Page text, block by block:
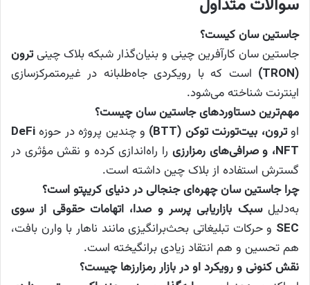
سوالات متداول
جاستین سان کیست؟
جاستین سان کارآفرین چینی و بنیان‌گذار شبکه بلاک چینیترون
(TRON)
است که با رویکردی جاه‌طلبانه در غیرمتمرکزسازی
اینترنت شناخته می‌شود.
مهم‌ترین دستاوردهای جاستین سان چیست؟
اوترون، بیت‌تورنت توکن (BTT) و چندین پروژه در حوزهDeFi
،NFT و صرافی‌های رمزارزی
را راه‌اندازی کرده و نقش مؤثری در
گسترش استفاده از بلاک چین داشته است.
چرا جاستین سان چهره‌ای جنجالی در دنیای کریپتو است؟
به‌دلیلسبک بازاریابی پرسر و صدا، اتهامات حقوقی از سوی
SEC و حرکات تبلیغاتی بحث‌برانگیزی مانند ناهار با وارن بافت،
هم تحسین و هم انتقاد زیادی برانگیخته است.
نقش کنونی و رویکرد او در بازار رمزارزها چیست؟